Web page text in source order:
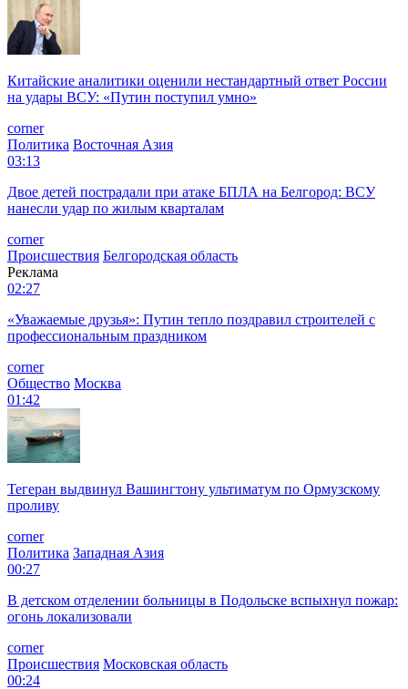
Китайские аналитики оценили нестандартный ответ России
на удары ВСУ: «Путин поступил умно»
corner
Политика Восточная Азия
03:13
Двое детей пострадали при атаке БПЛА на Белгород: ВСУ
нанесли удар по жилым кварталам
corner
Происшествия Белгородская область
Реклама
02:27
«Уважаемые друзья»: Путин тепло поздравил строителей с
профессиональным праздником
corner
Общество Москва
01:42
Тегеран выдвинул Вашингтону ультиматум по Ормузскому
проливу
corner
Политика Западная Азия
00:27
В детском отделении больницы в Подольске вспыхнул пожар:
огонь локализовали
corner
Происшествия Московская область
00:24